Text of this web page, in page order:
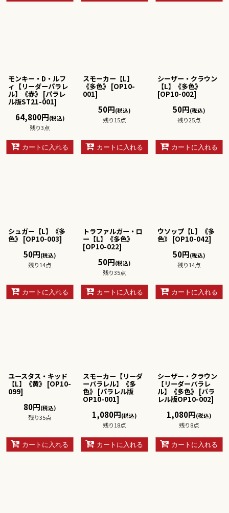
モンキー・D・ルフ
ィ【リーダーパラレ
ル】《赤》 [パラレ
ル版ST21-001]
64,800円(税込)
残り3点
カートに入れる
スモーカー【L】
《多色》 [OP10-
001]
50円(税込)
残り15点
カートに入れる
シーザー・クラウン
【L】《多色》
[OP10-002]
50円(税込)
残り25点
カートに入れる
シュガー【L】《多
色》 [OP10-003]
50円(税込)
残り14点
カートに入れる
トラファルガー・ロ
ー【L】《多色》
[OP10-022]
50円(税込)
残り35点
カートに入れる
ウソップ【L】《多
色》 [OP10-042]
50円(税込)
残り14点
カートに入れる
ユースタス・キッド
【L】《黄》 [OP10-
099]
80円(税込)
残り35点
カートに入れる
スモーカー【リーダ
ーパラレル】《多
色》 [パラレル版
OP10-001]
1,080円(税込)
残り18点
カートに入れる
シーザー・クラウン
【リーダーパラレ
ル】《多色》 [パラ
レル版OP10-002]
1,080円(税込)
残り8点
カートに入れる